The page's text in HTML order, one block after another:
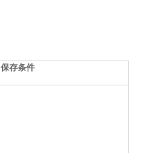
保存条件